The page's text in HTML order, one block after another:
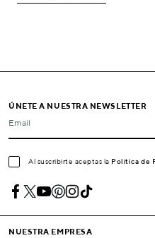
ÚNETE A NUESTRA NEWSLETTER
Email
Al suscribirte aceptas la Política de
NUESTRA EMPRESA